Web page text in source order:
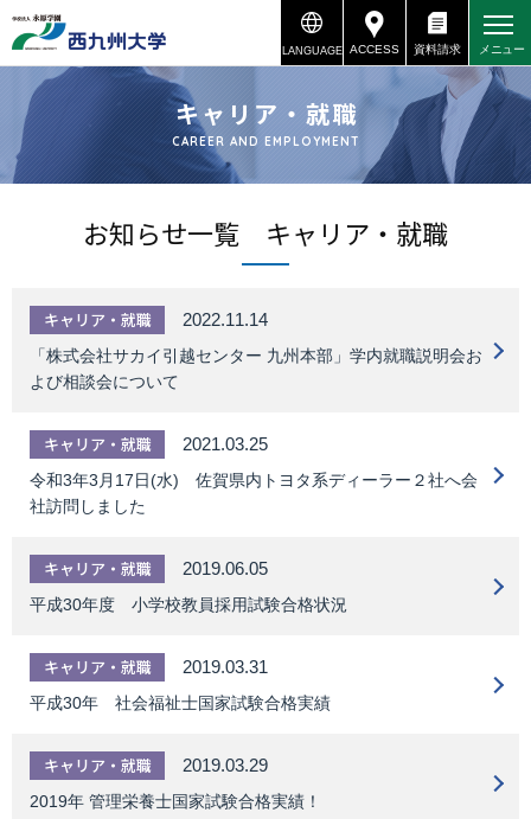
資料請求 アクセス
メニュー
LANGUAGE 資料請求
ACCESS
キャリア・就職
CAREER AND EMPLOYMENT
お知らせ一覧 キャリア・就職
キャリア・就職 2022.11.14
「株式会社サカイ引越センター 九州本部」学内就職説明会お
よび相談会について
キャリア・就職 2021.03.25
令和3年3月17日(水) 佐賀県内トヨタ系ディーラー２社へ会
社訪問しました
キャリア・就職 2019.06.05
平成30年度 小学校教員採用試験合格状況
キャリア・就職 2019.03.31
平成30年 社会福祉士国家試験合格実績
キャリア・就職 2019.03.29
2019年 管理栄養士国家試験合格実績！